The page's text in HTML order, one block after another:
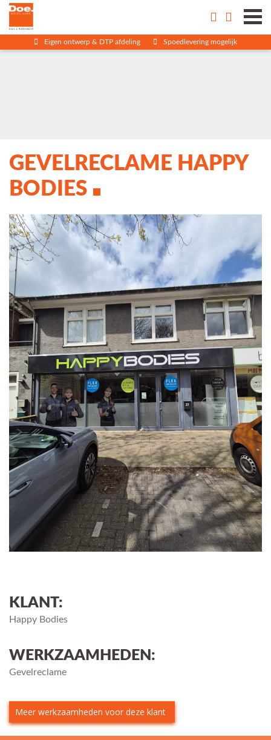
Eigen ontwerp & DTP afdeling Spoedlevering mogelijk
GEVELRECLAME HAPPY
BODIES
KLANT:
Happy Bodies
WERKZAAMHEDEN:
Gevelreclame
Meer werkzaamheden voor deze klant